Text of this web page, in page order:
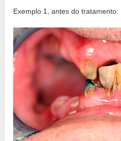
Exemplo 1, antes do tratamento: